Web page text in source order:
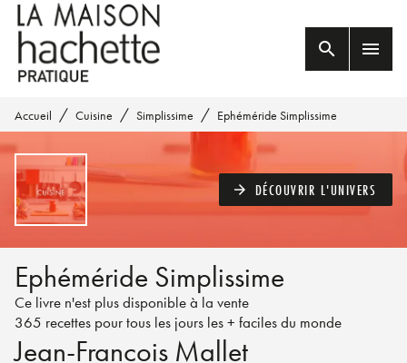
MENU RECHERCHE
PIED DE PAGE
search menu
Accueil / Cuisine / Simplissime / Ephéméride Simplissime
arrow_forward DÉCOUVRIR L'UNIVERS
Ephéméride Simplissime
Ce livre n'est plus disponible à la vente
365 recettes pour tous les jours les + faciles du monde
Jean-François Mallet